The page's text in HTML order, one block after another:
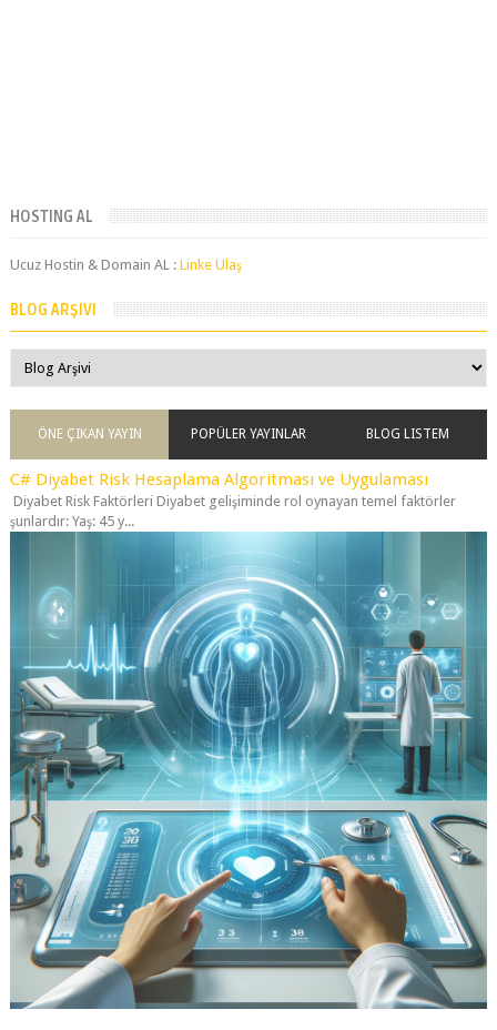
HOSTING AL
Ucuz Hostin & Domain AL : Linke Ulaş
BLOG ARŞIVI
ÖNE ÇIKAN YAYIN POPÜLER YAYINLAR BLOG LISTEM
C# Diyabet Risk Hesaplama Algoritması ve Uygulaması
Diyabet Risk Faktörleri Diyabet gelişiminde rol oynayan temel faktörler
şunlardır: Yaş: 45 y...